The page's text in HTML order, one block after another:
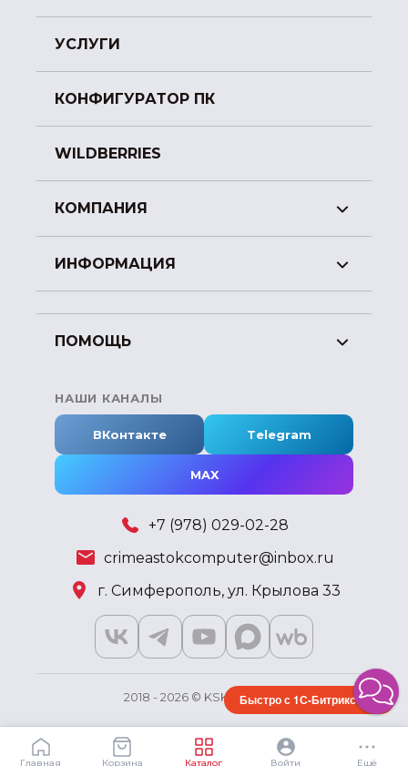
Главная Корзина Каталог Войти Ещё
УСЛУГИ
КОНФИГУРАТОР ПК
WILDBERRIES
КОМПАНИЯ
ИНФОРМАЦИЯ
ПОМОЩЬ
НАШИ КАНАЛЫ
ВКонтакте Telegram
MAX
+7 (978) 029-02-28
crimeastokcomputer@inbox.ru
г. Симферополь, ул. Крылова 33
2018 - 2026 © KSKSHOP.RUБыстро с 1С-Битрикс